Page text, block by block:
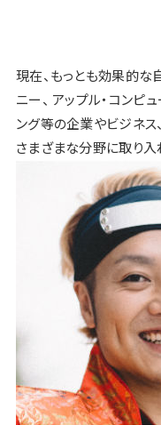
現在、もっとも効果的な
ニー、 アップル・コンピ
ング等の企業やビジネス
さまざまな分野に取り入